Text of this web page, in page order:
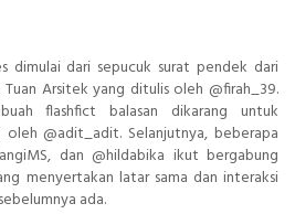
dimulai dari sepucuk surat pendek dari
Arsitek yang ditulis oleh @firah_39.
flashfict balasan dikarang untuk
@adit_adit. Selanjutnya, beberapa
dan @hildabika ikut bergabung
menyertakan latar sama dan interaksi
ada.